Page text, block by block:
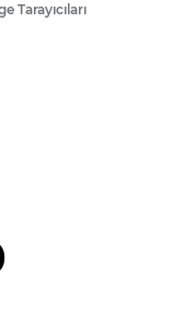
Tarayıcıları